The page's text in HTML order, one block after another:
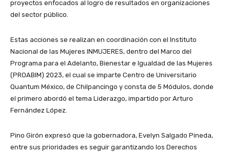
proyectos enfocados al logro de resultados en organizaciones
del sector público.
Estas acciones se realizan en coordinación con el Instituto
Nacional de las Mujeres INMUJERES, dentro del Marco del
Programa para el Adelanto, Bienestar e Igualdad de las Mujeres
(PROABIM) 2023, el cual se imparte Centro de Universitario
Quantum México, de Chilpancingo y consta de 5 Módulos, donde
el primero abordó el tema Liderazgo, impartido por Arturo
Fernández López.
Pino Girón expresó que la gobernadora, Evelyn Salgado Pineda,
entre sus prioridades es seguir garantizando los Derechos